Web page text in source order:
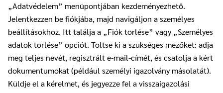
„Adatvédelem” menüpontjában kezdeményezhető.
Jelentkezzen be fiókjába, majd navigáljon a személyes
beállításokhoz. Itt találja a „Fiók törlése” vagy „Személyes
adatok törlése” opciót. Töltse ki a szükséges mezőket: adja
meg teljes nevét, regisztrált e-mail-címét, és csatolja a kért
dokumentumokat (például személyi igazolvány másolatát).
Küldje el a kérelmet, és jegyezze fel a visszaigazolási